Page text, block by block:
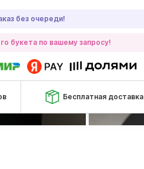
без очереди!
букета по вашему запросу!
Бесплатная доставка